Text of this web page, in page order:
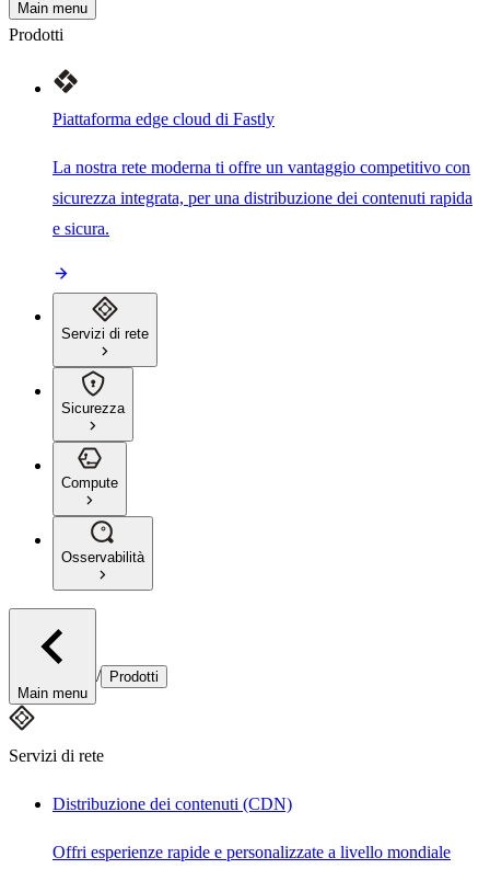
Main menu
Prodotti
Piattaforma edge cloud di Fastly
La nostra rete moderna ti offre un vantaggio competitivo con
sicurezza integrata, per una distribuzione dei contenuti rapida
e sicura.
Servizi di rete
Sicurezza
Compute
Osservabilità
Main menu
/ Prodotti
Servizi di rete
Distribuzione dei contenuti (CDN)
Offri esperienze rapide e personalizzate a livello mondiale